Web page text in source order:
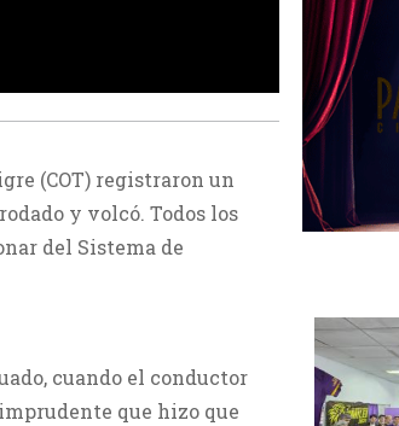
(COT) registraron un
y volcó. Todos los
del Sistema de
cuando el conductor
que hizo que